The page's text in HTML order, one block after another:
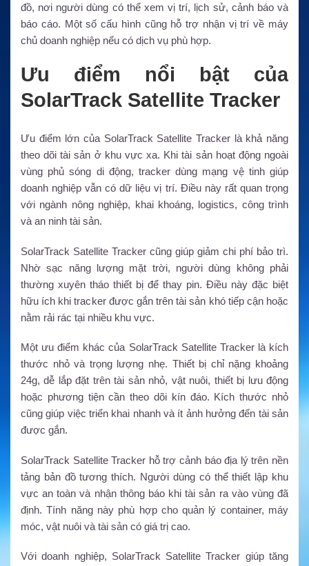
đồ, nơi người dùng có thể xem vị trí, lịch sử, cảnh báo và
báo cáo. Một số cấu hình cũng hỗ trợ nhận vị trí về máy
chủ doanh nghiệp nếu có dịch vụ phù hợp.
Ưu điểm nổi bật của
SolarTrack Satellite Tracker
Ưu điểm lớn của SolarTrack Satellite Tracker là khả năng
theo dõi tài sản ở khu vực xa. Khi tài sản hoạt động ngoài
vùng phủ sóng di động, tracker dùng mạng vệ tinh giúp
doanh nghiệp vẫn có dữ liệu vị trí. Điều này rất quan trọng
với ngành nông nghiệp, khai khoáng, logistics, công trình
và an ninh tài sản.
SolarTrack Satellite Tracker cũng giúp giảm chi phí bảo trì.
Nhờ sạc năng lượng mặt trời, người dùng không phải
thường xuyên tháo thiết bị để thay pin. Điều này đặc biệt
hữu ích khi tracker được gắn trên tài sản khó tiếp cận hoặc
nằm rải rác tại nhiều khu vực.
Một ưu điểm khác của SolarTrack Satellite Tracker là kích
thước nhỏ và trọng lượng nhẹ. Thiết bị chỉ nặng khoảng
24g, dễ lắp đặt trên tài sản nhỏ, vật nuôi, thiết bị lưu động
hoặc phương tiện cần theo dõi kín đáo. Kích thước nhỏ
cũng giúp việc triển khai nhanh và ít ảnh hưởng đến tài sản
được gắn.
SolarTrack Satellite Tracker hỗ trợ cảnh báo địa lý trên nền
tảng bản đồ tương thích. Người dùng có thể thiết lập khu
vực an toàn và nhận thông báo khi tài sản ra vào vùng đã
định. Tính năng này phù hợp cho quản lý container, máy
móc, vật nuôi và tài sản có giá trị cao.
Với doanh nghiệp, SolarTrack Satellite Tracker giúp tăng